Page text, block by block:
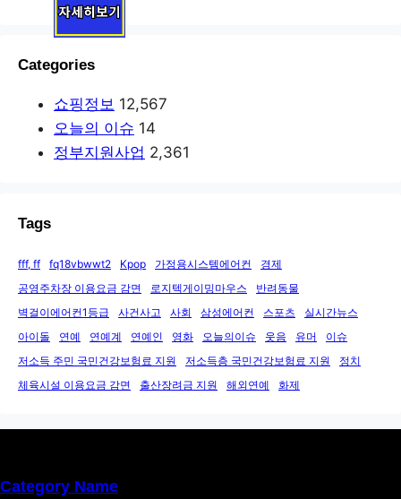
Categories
쇼핑정보 12,567
오늘의 이슈 14
정부지원사업 2,361
Tags
fff, ff fq18vbwwt2 Kpop 가정용시스템에어컨
경제
공영주차장 이용요금 감면
로지텍게이밍마우스
반려동물
벽걸이에어컨1등급
사건사고 사회 삼성에어컨 스포츠
실시간뉴스
아이돌
연예 연예계 연예인 영화 오늘의이슈 웃음 유머
이슈
저소득 주민 국민건강보험료 지원
저소득층 국민건강보험료 지원
정치
체육시설 이용요금 감면
출산장려금 지원 해외연예 화제
Category Name